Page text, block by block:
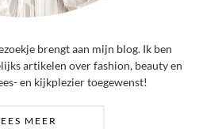
brengt aan mijn blog. Ik ben
artikelen over fashion, beauty en
en kijkplezier toegewenst!
MEER